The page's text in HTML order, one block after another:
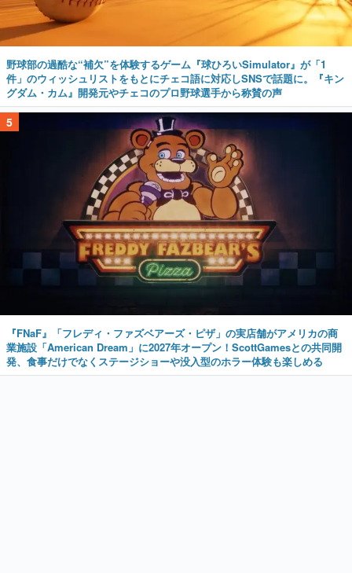
野球部の過酷な“補欠”を体験するゲーム『球ひろいSimulator』が「1
件」のウィッシュリストをもとにチェコ語に対応しSNSで話題に。『キン
グダム・カム』開発元やチェコのプロ野球選手から称賛の声
5
『FNaF』「フレディ・ファズベアーズ・ピザ」の実店舗がアメリカの商
業施設「American Dream」に2027年オープン！ScottGamesとの共同開
発、食事だけでなくステージショーや没入型のホラー体験も楽しめる